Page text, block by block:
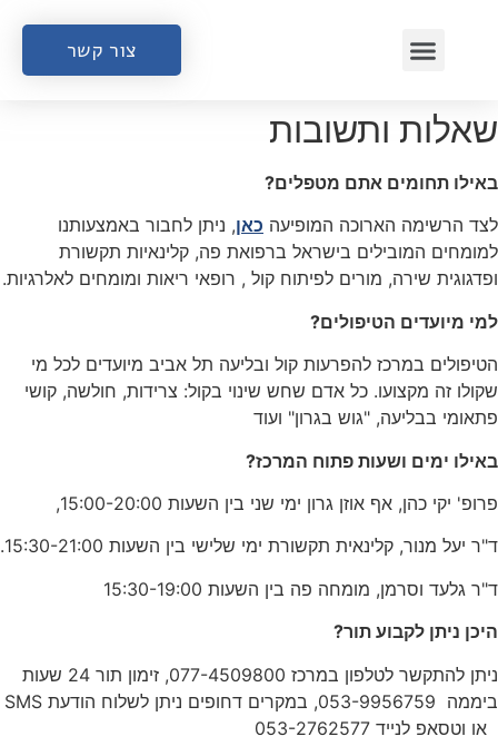
צור קשר
שאלות ותשובות
באילו תחומים אתם מטפלים?
לצד הרשימה הארוכה המופיעה כאן, ניתן לחבור באמצעותנו
למומחים המובילים בישראל ברפואת פה, קלינאיות תקשורת
ופדגוגית שירה, מורים לפיתוח קול , רופאי ריאות ומומחים לאלרגיות.
למי מיועדים הטיפולים?
הטיפולים במרכז להפרעות קול ובליעה תל אביב מיועדים לכל מי
שקולו זה מקצועו. כל אדם שחש שינוי בקול: צרידות, חולשה, קושי
פתאומי בבליעה, "גוש בגרון" ועוד
באילו ימים ושעות פתוח המרכז?
פרופ' יקי כהן, אף אוזן גרון ימי שני בין השעות 15:00-20:00,
ד"ר יעל מנור, קלינאית תקשורת ימי שלישי בין השעות 15:30-21:00.
ד"ר גלעד וסרמן, מומחה פה בין השעות 15:30-19:00
היכן ניתן לקבוע תור?
ניתן להתקשר לטלפון במרכז 077-4509800, זימון תור 24 שעות
ביממה 053-9956759, במקרים דחופים ניתן לשלוח הודעת SMS
או וטסאפ לנייד 053-2762577